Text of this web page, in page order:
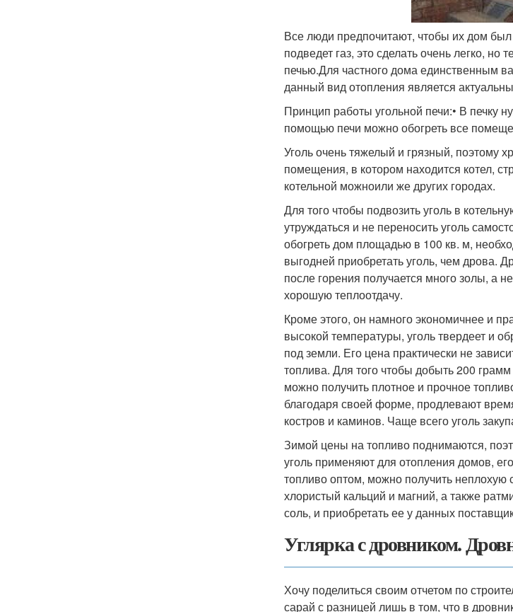
Все люди предпочитают, чтобы их дом
подведет газ, это сделать очень легко,
печью.Для частного дома единственным
данный вид отопления является
Принцип работы угольной печи:• В печку
помощью печи можно обогреть все
Уголь очень тяжелый и грязный, поэтому
помещения, в котором находится котел,
котельной можноили же других городах.
Для того чтобы подвозить уголь в
утруждаться и не переносить уголь
обогреть дом площадью в 100 кв. м,
выгодней приобретать уголь, чем дрова.
после горения получается много золы, а
хорошую теплоотдачу.
Кроме этого, он намного экономичнее и
высокой температуры, уголь твердеет и
под земли. Его цена практически не
топлива. Для того чтобы добыть 200
можно получить плотное и прочное
благодаря своей форме, продлевают
костров и каминов. Чаще всего уголь
Зимой цены на топливо поднимаются,
уголь применяют для отопления домов,
топливо оптом, можно получить неплохую
хлористый кальций и магний, а также
соль, и приобретать ее у данных
Углярка с дровником.
Хочу поделиться своим отчетом по
сарай с разницей лишь в том, что в